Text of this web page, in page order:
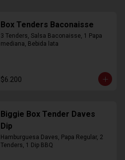
Box Tenders Baconaisse
3 Tenders, Salsa Baconaisse, 1 Papa
mediana, Bebida lata
$6.200
Biggie Box Tender Daves
Dip
Hamburguesa Daves, Papa Regular, 2
Tenders, 1 Dip BBQ